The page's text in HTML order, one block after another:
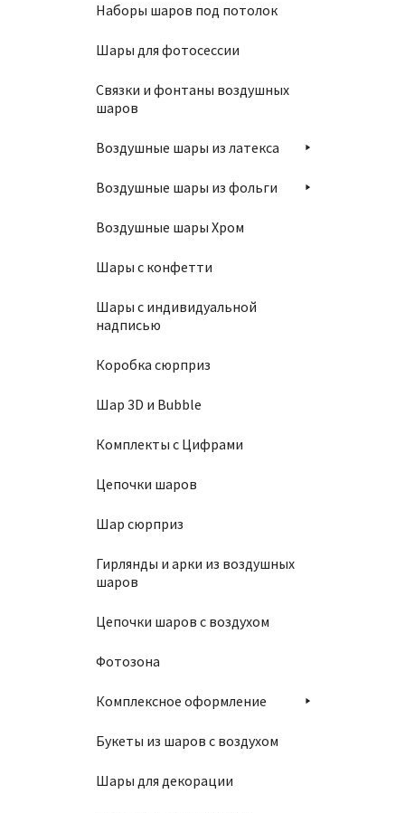
Наборы шаров под потолок
Шары для фотосессии
Связки и фонтаны воздушных
шаров
Воздушные шары из латекса
Воздушные шары из фольги
Воздушные шары Хром
Шары с конфетти
Шары с индивидуальной
надписью
Коробка сюрприз
Шар 3D и Bubble
Комплекты с Цифрами
Цепочки шаров
Шар сюрприз
Гирлянды и арки из воздушных
шаров
Цепочки шаров с воздухом
Фотозона
Комплексное оформление
Букеты из шаров с воздухом
Шары для декорации